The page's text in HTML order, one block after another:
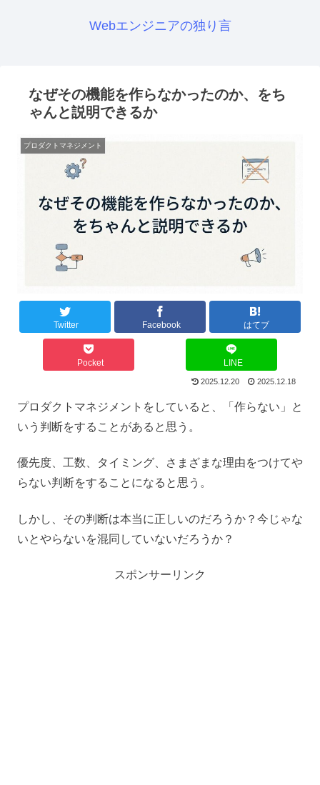
Webエンジニアの独り言
なぜその機能を作らなかったのか、をち
ゃんと説明できるか
プロダクトマネジメント
Twitter Facebook はてブ
Pocket LINE
2025.12.20 2025.12.18
プロダクトマネジメントをしていると、「作らない」と
いう判断をすることがあると思う。
優先度、工数、タイミング、さまざまな理由をつけてや
らない判断をすることになると思う。
しかし、その判断は本当に正しいのだろうか？今じゃな
いとやらないを混同していないだろうか？
スポンサーリンク